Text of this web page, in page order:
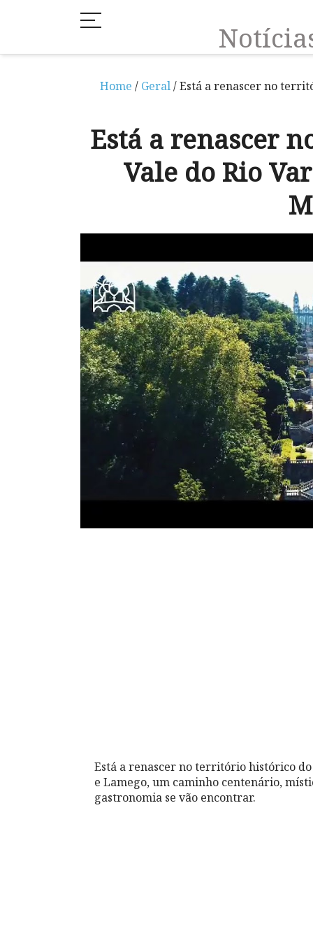
Home / Geral/ Está a renascer no
Está a renascer
Vale do Rio
Está a renascer no território histórico
e Lamego, um caminho centenário,
gastronomia se vão encontrar.